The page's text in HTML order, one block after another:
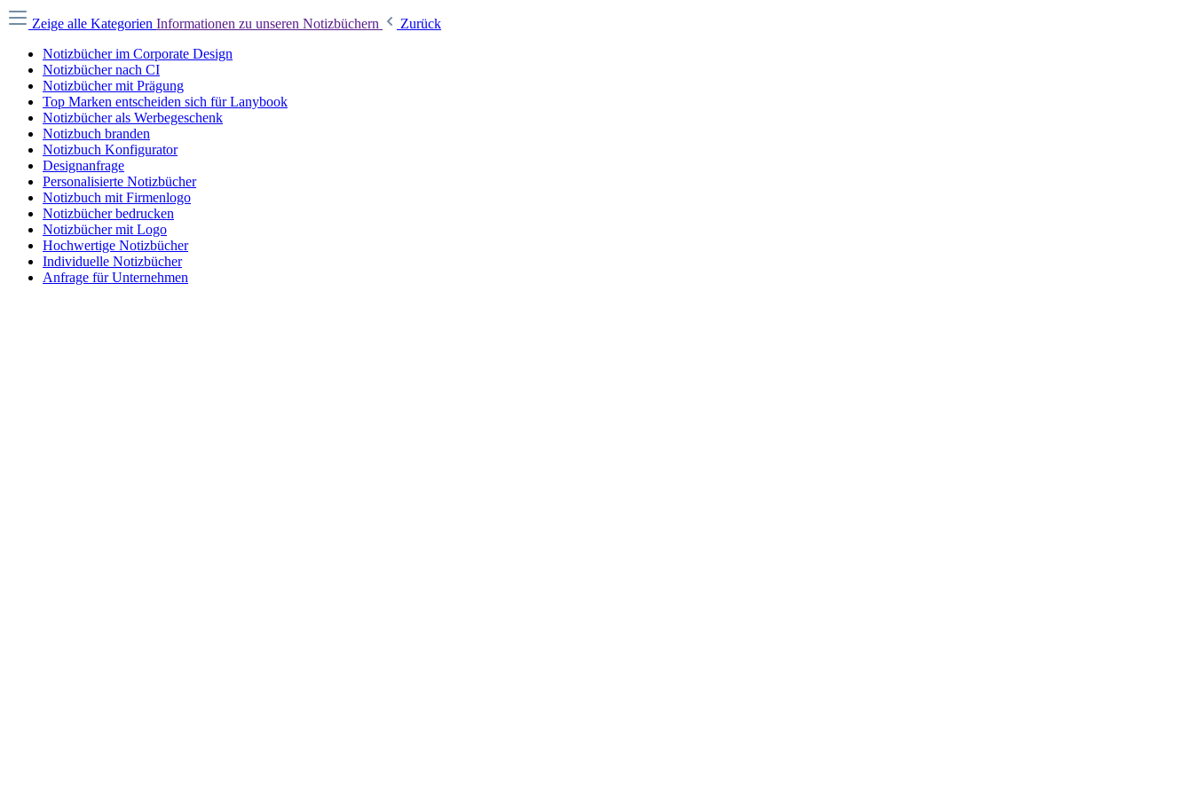
Zeige alle Kategorien Informationen zu unseren Notizbüchern
Zurück
Notizbücher im Corporate Design
Notizbücher nach CI
Notizbücher mit Prägung
Top Marken entscheiden sich für Lanybook
Notizbücher als Werbegeschenk
Notizbuch branden
Notizbuch Konfigurator
Designanfrage
Personalisierte Notizbücher
Notizbuch mit Firmenlogo
Notizbücher bedrucken
Notizbücher mit Logo
Hochwertige Notizbücher
Individuelle Notizbücher
Anfrage für Unternehmen